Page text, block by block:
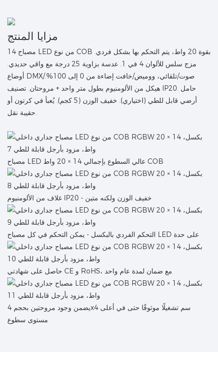
مزايا المنتج
14 مصباح LED من نوع COB بقوة 20 واط، يتم التحكم بها بشكل فردي.
مزج سلس للألوان 4 في 1. عدسة بزاوية 25 درجة مع واقي حديدي.
أوضاع DMX/صوت/تلقائي، ووميض/خافت إضاءة من 0 إلى 100%.
هيكل من الألومنيوم بطول متر واحد + مروحتان. تصنيف IP20. حامل
أرضي قابل للطي (اختياري). خفيف الوزن (5 كجم). يُعبأ في كرتون أو
حقيبة نقل.
مصباح LED عالي السطوع بإجمالي 14 × 20 واط COB
غلاف من الألومنيوم IP20 - خفيف الوزن ولكنه متين
التحكم الفردي بالبكسل - يمكن التحكم في كل مصباح LED على حدة
حاصل على شهادتي CE و RoHS، مع ضمان لمدة عام واحد
يضمن وجود مروحتين بحجم 4x4 سم تشغيلًا موثوقًا حتى في أعلى
مستوى سطوع